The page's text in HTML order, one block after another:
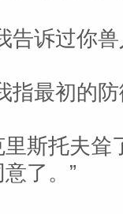
告诉过你
指最初的
里斯托夫耸
意了。”